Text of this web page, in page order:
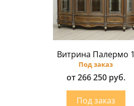
Витрина Палермо 1
Под заказ
от 266 250 руб.